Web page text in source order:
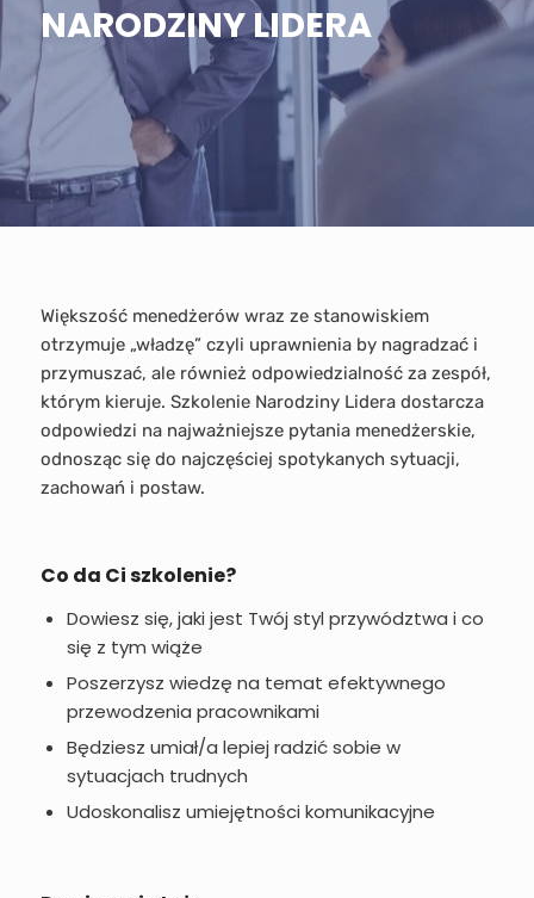
NARODZINY LIDERA
Większość menedżerów wraz ze stanowiskiem
otrzymuje „władzę” czyli uprawnienia by nagradzać i
przymuszać, ale również odpowiedzialność za zespół,
którym kieruje. Szkolenie Narodziny Lidera dostarcza
odpowiedzi na najważniejsze pytania menedżerskie,
odnosząc się do najczęściej spotykanych sytuacji,
zachowań i postaw.
Co da Ci szkolenie?
Dowiesz się, jaki jest Twój styl przywództwa i co
się z tym wiąże
Poszerzysz wiedzę na temat efektywnego
przewodzenia pracownikami
Będziesz umiał/a lepiej radzić sobie w
sytuacjach trudnych
Udoskonalisz umiejętności komunikacyjne